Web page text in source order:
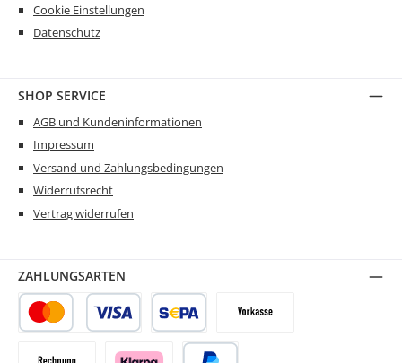
Cookie Einstellungen
Datenschutz
SHOP SERVICE
AGB und Kundeninformationen
Impressum
Versand und Zahlungsbedingungen
Widerrufsrecht
Vertrag widerrufen
ZAHLUNGSARTEN
SEPA LastschriftVorkasse